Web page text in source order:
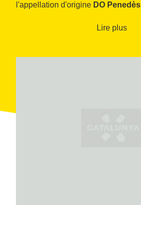
l'appellation d'origine DO Penedès
Lire plus